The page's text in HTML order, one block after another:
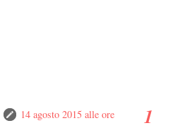
14 agosto 2015 alle ore